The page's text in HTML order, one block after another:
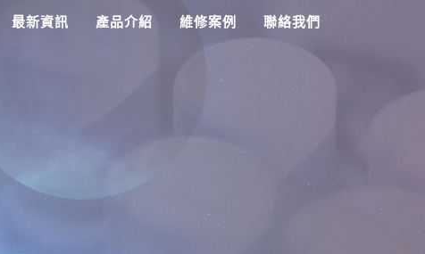
最新資訊 產品介紹 維修案例 聯絡我們